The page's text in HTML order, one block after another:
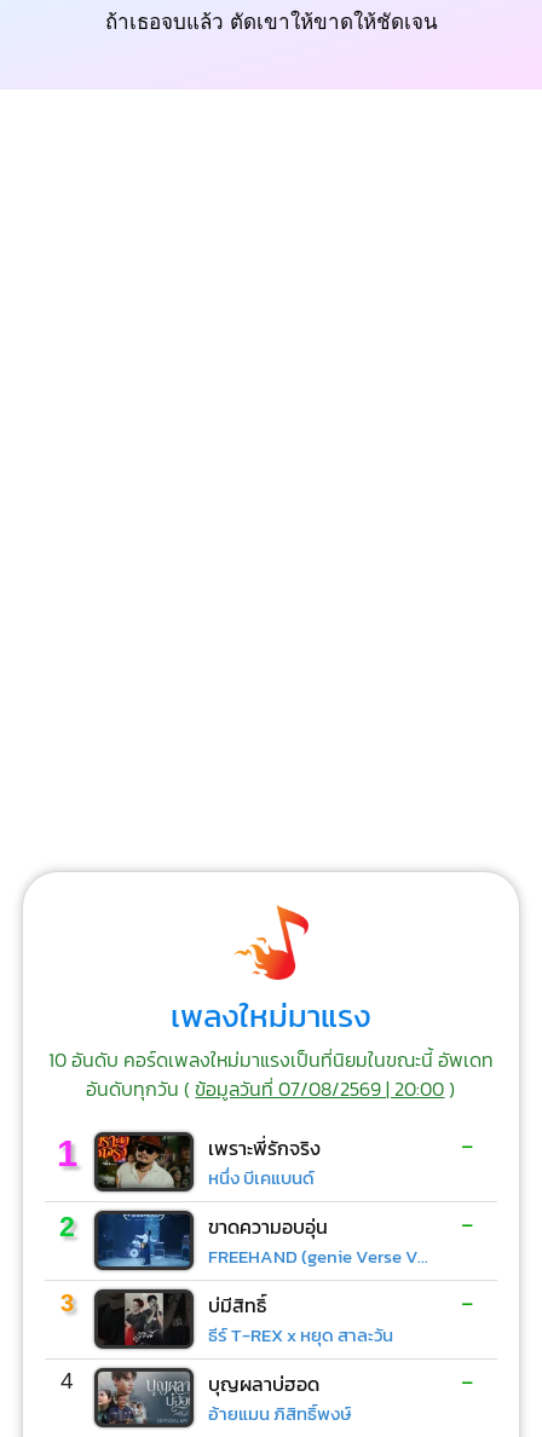
ถ้าเธอจบแล้ว ตัดเขาให้ขาดให้ชัดเจน
เพลงใหม่มาแรง
10 อันดับ คอร์ดเพลงใหม่มาแรงเป็นที่นิยมในขณะนี้ อัพเดท
อันดับทุกวัน (ข้อมูลวันที่ 07/08/2569 | 20:00)
1 เพราะพี่รักจริง
หนึ่ง บีเคแบนด์
-
2 ขาดความอบอุ่น
FREEHAND (genie Verse Vol.1)
-
3 บ่มีสิทธิ์
ธีร์ T-REX x หยุด สาละวัน
-
4 บุญผลาบ่ฮอด
อ้ายแมน ภิสิทธิ์พงษ์
-